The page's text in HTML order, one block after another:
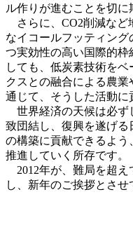
ル作りが進むことを切に
さらに、CO2削減など
なイコールフッティン
つ実効性の高い国際的
しても、低炭素技術を
クスとの融合による農
通じて、そうした活動に
世界経済の天候は必ず
致団結し、復興を遂げ
の構築に貢献できるよ
推進していく所存です。
2012年が、難局を超え
し、新年のご挨拶とさせ